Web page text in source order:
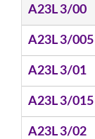
A23L 3/00
A23L 3/005
A23L 3/01
A23L 3/015
A23L 3/02